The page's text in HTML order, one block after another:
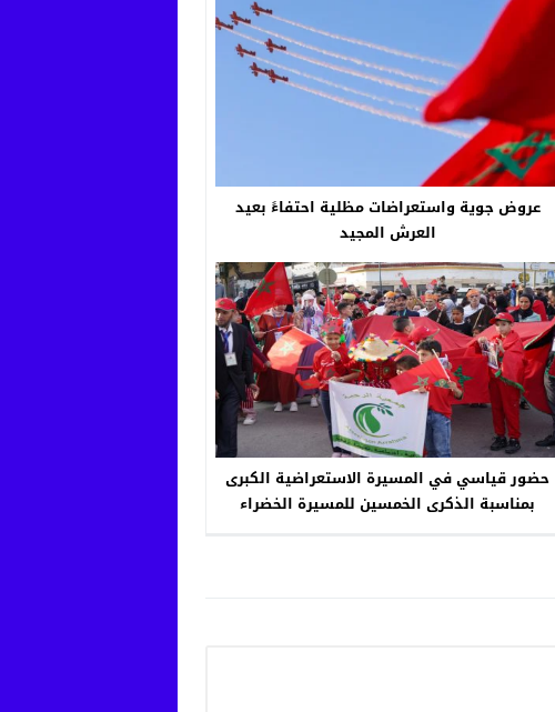
عروض جوية واستعراضات مظلية احتفاءً بعيد
العرش المجيد
حضور قياسي في المسيرة الاستعراضية الكبرى
بمناسبة الذكرى الخمسين للمسيرة الخضراء